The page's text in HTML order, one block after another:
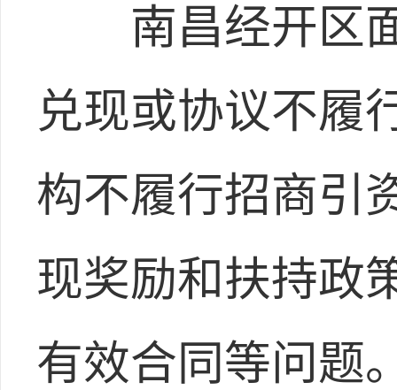
南昌经开区面
兑现或协议不履
构不履行招商引
现奖励和扶持政
有效合同等问题